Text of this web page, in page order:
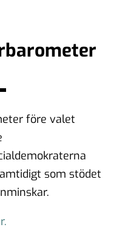
före valet
som stödet